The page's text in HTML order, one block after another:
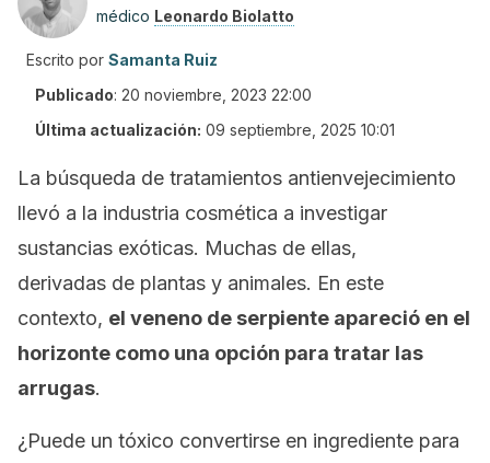
médico Leonardo Biolatto
Escrito por Samanta Ruiz
Publicado: 20 noviembre, 2023 22:00
Última actualización: 09 septiembre, 2025 10:01
La búsqueda de tratamientos antienvejecimiento
llevó a la industria cosmética a investigar
sustancias exóticas. Muchas de ellas,
derivadas de plantas y animales. En este
contexto, el veneno de serpiente apareció en el
horizonte como una opción para tratar las
arrugas.
¿Puede un tóxico convertirse en ingrediente para